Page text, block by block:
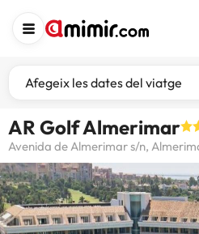
Afegeix les dates del viatge
AR Golf Almerimar
Avenida de Almerimar s/n,